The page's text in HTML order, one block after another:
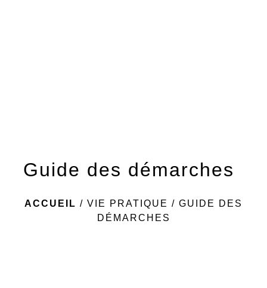
Guide des démarches
ACCUEIL / VIE PRATIQUE / GUIDE DES
DÉMARCHES